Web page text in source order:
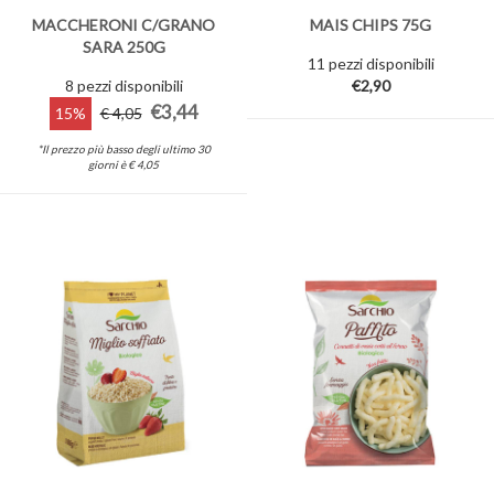
MACCHERONI C/GRANO
SARA 250G
8 pezzi disponibili
15%
€ 4,05 €3,44
*Il prezzo più basso degli ultimo 30
giorni è € 4,05
MAIS CHIPS 75G
11 pezzi disponibili
€2,90